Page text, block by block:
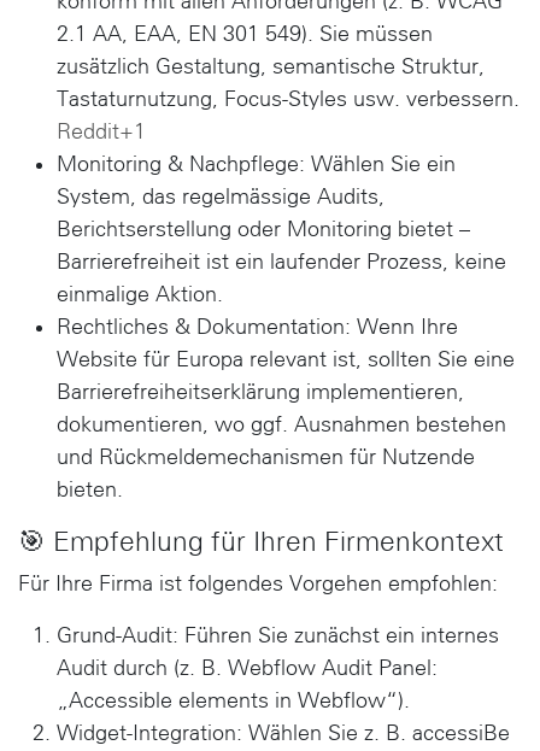
2.1 AA, EAA, EN 301 549). Sie müssen
zusätzlich Gestaltung, semantische Struktur,
Tastatur­nutzung, Focus-Styles usw. verbessern.
Reddit+1
Monitoring & Nachpflege: Wählen Sie ein
System, das regelmässige Audits,
Berichtserstellung oder Monitoring bietet –
Barrierefreiheit ist ein laufender Prozess, keine
einmalige Aktion.
Rechtliches & Dokumentation: Wenn Ihre
Website für Europa relevant ist, sollten Sie eine
Barrierefreiheits­erklärung implementieren,
dokumentieren, wo ggf. Ausnahmen bestehen
und Rückmeldemechanismen für Nutzende
bieten.
🎯 Empfehlung für Ihren Firmenkontext
Für Ihre Firma ist folgendes Vorgehen empfohlen:
Grund-Audit: Führen Sie zunächst ein internes
Audit durch (z. B. Webflow Audit Panel:
„Accessible elements in Webflow“).
Widget-Integration: Wählen Sie z. B. accessiBe